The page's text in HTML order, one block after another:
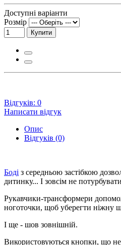
Доступні варіанти
Розмір
Купити
Відгуків: 0
Написати відгук
Опис
Відгуків (0)
Боді з середньою застібкою
дитинку... І зовсім не
Рукавчики-трансформери
ноготочки, щоб уберегти ніжну
І ще - шов зовнішній.
Використовуються кнопки, що не